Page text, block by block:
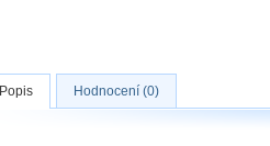
Popis Hodnocení (0)